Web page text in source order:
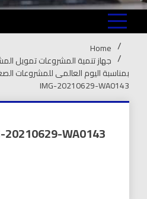
Home
بمناسبة اليوم العالمى للمشروعات
IMG-20210629-WA0143
20210629-WA0143